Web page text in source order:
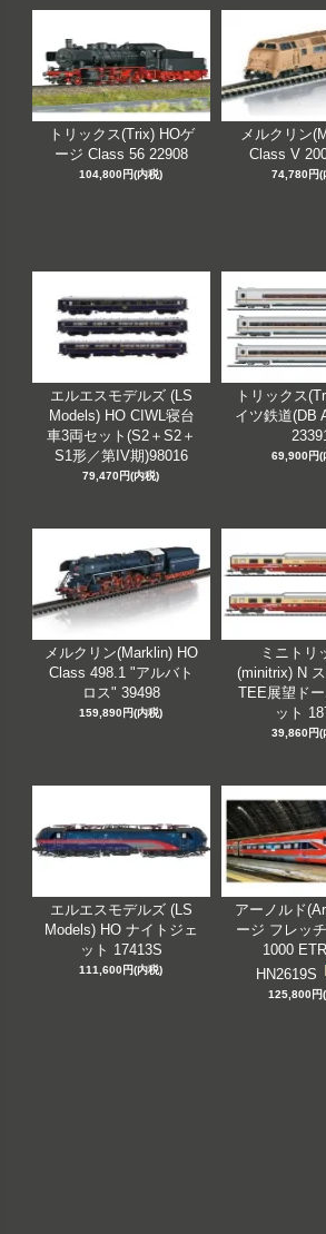
トリックス(Trix) HOゲ
ージ Class 56 22908
104,800円(内税)
メルクリン
Class V
74,780円(
エルエスモデルズ (LS
Models) HO CIWL寝台
車3両セット(S2＋S2＋
S1形／第IV期)98016
79,470円(内税)
トリックス
イツ鉄道(DB
23391
69,900円(
メルクリン(Marklin) HO
Class 498.1 "アルバト
ロス" 39498
159,890円(内税)
ミニトリ
(minitrix) N
TEE展望ド
ット
39,860円(
エルエスモデルズ (LS
Models) HO ナイトジェ
ット 17413S
111,600円(内税)
アーノルド
ージ フレッ
1000
HN2619S
125,800円